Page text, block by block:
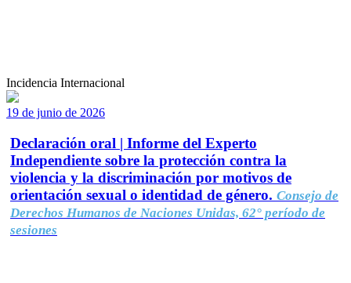
Incidencia Internacional
19 de junio de 2026
Declaración oral | Informe del Experto
Independiente sobre la protección contra la
violencia y la discriminación por motivos de
orientación sexual o identidad de género. Consejo de
Derechos Humanos de Naciones Unidas, 62° período de
sesiones